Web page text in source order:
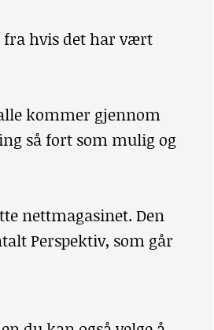
fra hvis det har vært
kommer gjennom
så fort som mulig og
nettmagasinet. Den
Perspektiv, som går